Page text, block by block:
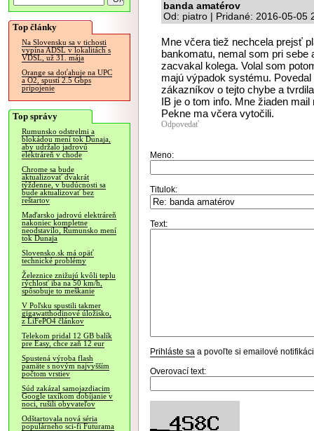
Top články
Na Slovensku sa v tichosti
vypína ADSL v lokalitách s
VDSL, už 31. mája
Orange sa doťahuje na UPC
a O2, spustí 2.5 Gbps
pripojenie
Top správy
Rumunsko odstrelmi a
blokádou mení tok Dunaja,
aby udržalo jadrovú
elektráreň v chode
Chrome sa bude
aktualizovať dvakrát
týždenne, v budúcnosti sa
bude aktualizovať bez
reštartov
Maďarsko jadrovú elektráreň
nakoniec kompletne
neodstavilo, Rumunsko mení
tok Dunaja
Slovensko.sk má opäť
technické problémy
Železnice znižujú kvôli teplu
rýchlosť iba na 50 km/h,
spôsobuje to meškanie
V Poľsku spustili takmer
gigawatthodinové úložisko,
z LiFePO4 článkov
Telekom pridal 12 GB balík
pre Easy, chce zaň 12 eur
Spustená výroba flash
pamäte s novým najvyšším
počtom vrstiev
Súd zakázal samojazdiacim
Google taxíkom dobíjanie v
noci, rušili obyvateľov
Odštartovala nová séria
populárneho sci-fi Futurama
banda amatérov
Od: piatro | Pridané: 2016-05-05
Mne včera tiež nechcela prejsť
bankomatu, nemal som pri sebe
zacvakal kolega. Volal som
majú výpadok systému.
zákazníkov o tejto chybe a
IB je o tom info. Mne žiaden
Pekne ma včera vytočili.
Odpovedať
Meno:
Titulok:
Text:
Prihláste sa a povoľte si emailové
Overovací text: